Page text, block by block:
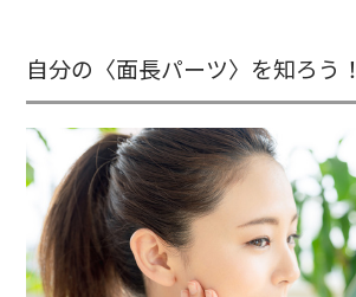
自分の〈面長パーツ〉を知ろう！